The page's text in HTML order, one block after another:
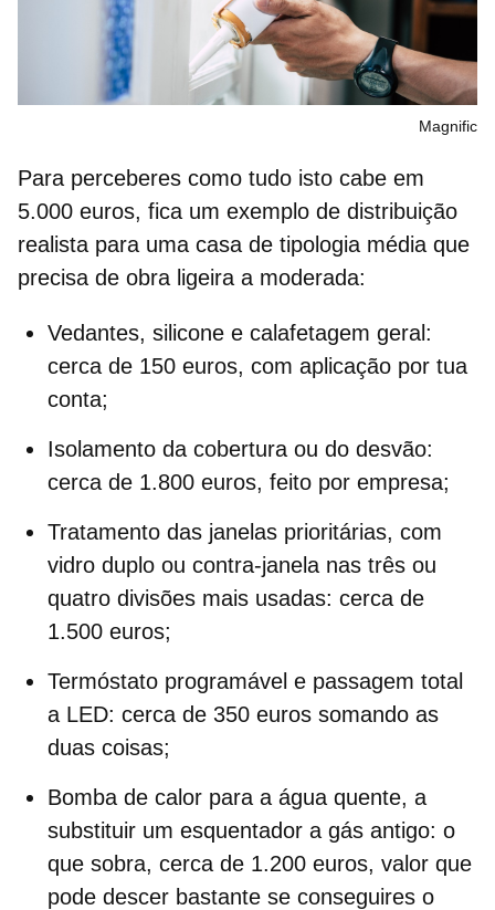
Magnific
Para perceberes como tudo isto cabe em
5.000 euros, fica um exemplo de distribuição
realista para uma casa de tipologia média que
precisa de obra ligeira a moderada:
Vedantes, silicone e calafetagem geral:
cerca de 150 euros, com aplicação por tua
conta;
Isolamento da cobertura ou do desvão:
cerca de 1.800 euros, feito por empresa;
Tratamento das janelas prioritárias, com
vidro duplo ou contra-janela nas três ou
quatro divisões mais usadas: cerca de
1.500 euros;
Termóstato programável e passagem total
a LED: cerca de 350 euros somando as
duas coisas;
Bomba de calor para a água quente, a
substituir um esquentador a gás antigo: o
que sobra, cerca de 1.200 euros, valor que
pode descer bastante se conseguires o